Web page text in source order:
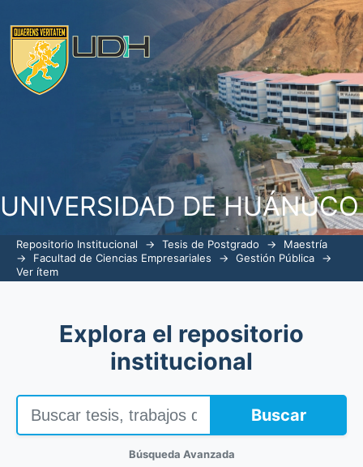
UNIVERSIDAD DE HUÁNUCO
Gestión administrativa y el
Santa María del Valle - Huánuco; 2021
Repositorio Institucional → Tesis de Postgrado →
Maestría
→
Facultad de Ciencias Empresariales → Gestión Pública
→
Ver ítem
Explora el repositorio
institucional
Buscar
Búsqueda Avanzada